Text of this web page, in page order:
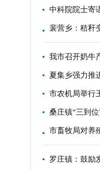
中科院院士寄
裴营乡：秸秆
我市召开奶牛
夏集乡强力推
市农机局举行
桑庄镇“三到
市畜牧局对养
罗庄镇：鼓励